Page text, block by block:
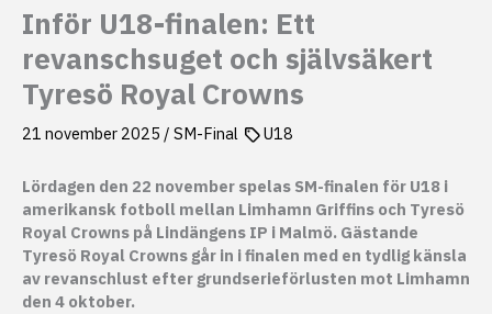
Inför U18-finalen: Ett
revanschsuget och självsäkert
Tyresö Royal Crowns
21 november 2025 / SM-Final U18
Lördagen den 22 november spelas SM-finalen för U18 i
amerikansk fotboll mellan Limhamn Griffins och Tyresö
Royal Crowns på Lindängens IP i Malmö. Gästande
Tyresö Royal Crowns går in i finalen med en tydlig känsla
av revanschlust efter grundserieförlusten mot Limhamn
den 4 oktober.